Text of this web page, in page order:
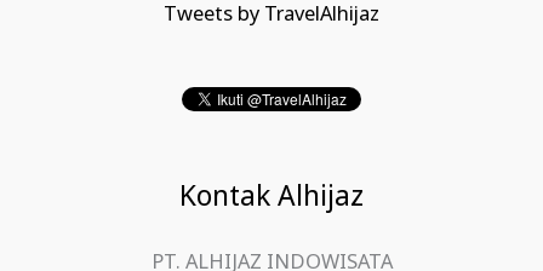
Tweets by TravelAlhijaz
Kontak Alhijaz
PT. ALHIJAZ INDOWISATA